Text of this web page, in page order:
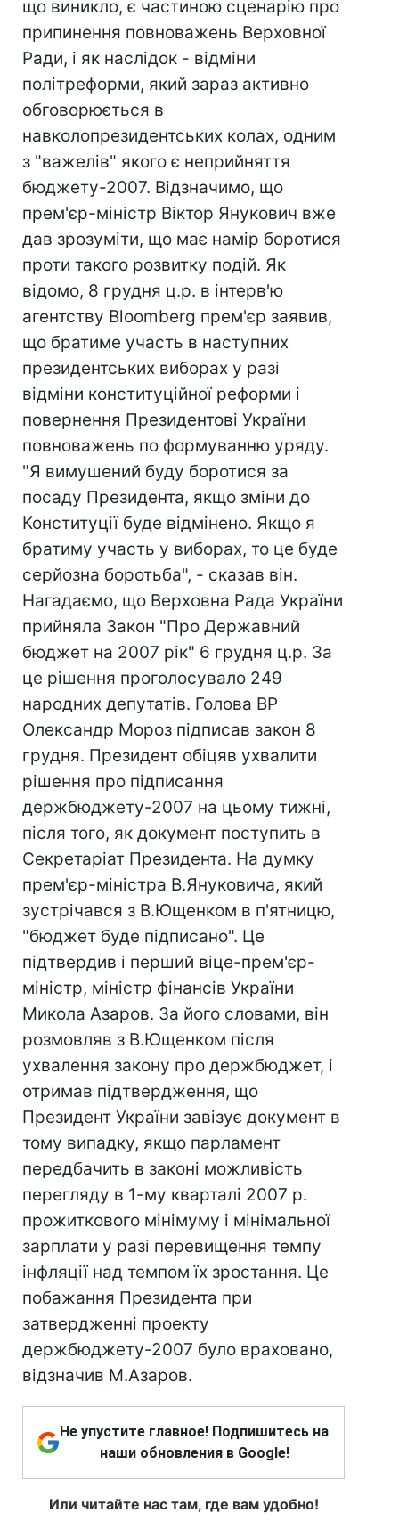
що виникло, є частиною сценарію про
припинення повноважень Верховної
Ради, і як наслідок - відміни
політреформи, який зараз активно
обговорюється в
навколопрезидентських колах, одним
з "важелів" якого є неприйняття
бюджету-2007. Відзначимо, що
прем'єр-міністр Віктор Янукович вже
дав зрозуміти, що має намір боротися
проти такого розвитку подій. Як
відомо, 8 грудня ц.р. в інтерв'ю
агентству Bloomberg прем'єр заявив,
що братиме участь в наступних
президентських виборах у разі
відміни конституційної реформи і
повернення Президентові України
повноважень по формуванню уряду.
"Я вимушений буду боротися за
посаду Президента, якщо зміни до
Конституції буде відмінено. Якщо я
братиму участь у виборах, то це буде
серйозна боротьба", - сказав він.
Нагадаємо, що Верховна Рада України
прийняла Закон "Про Державний
бюджет на 2007 рік" 6 грудня ц.р. За
це рішення проголосувало 249
народних депутатів. Голова ВР
Олександр Мороз підписав закон 8
грудня. Президент обіцяв ухвалити
рішення про підписання
держбюджету-2007 на цьому тижні,
після того, як документ поступить в
Секретаріат Президента. На думку
прем'єр-міністра В.Януковича, який
зустрічався з В.Ющенком в п'ятницю,
"бюджет буде підписано". Це
підтвердив і перший віце-прем'єр-
міністр, міністр фінансів України
Микола Азаров. За його словами, він
розмовляв з В.Ющенком після
ухвалення закону про держбюджет, і
отримав підтвердження, що
Президент України завізує документ в
тому випадку, якщо парламент
передбачить в законі можливість
перегляду в 1-му кварталі 2007 р.
прожиткового мінімуму і мінімальної
зарплати у разі перевищення темпу
інфляції над темпом їх зростання. Це
побажання Президента при
затвердженні проекту
держбюджету-2007 було враховано,
відзначив М.Азаров.
Не упустите главное! Подпишитесь на
наши обновления в Google!
Или читайте нас там, где вам удобно!